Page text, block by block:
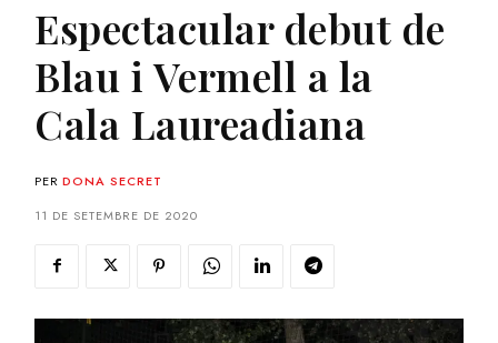
Espectacular debut de
Blau i Vermell a la
Cala Laureadiana
PER DONA SECRET
11 DE SETEMBRE DE 2020